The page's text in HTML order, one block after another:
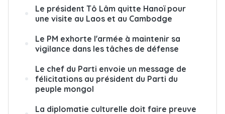
Le président Tô Lâm quitte Hanoï pour
une visite au Laos et au Cambodge
Le PM exhorte l'armée à maintenir sa
vigilance dans les tâches de défense
Le chef du Parti envoie un message de
félicitations au président du Parti du
peuple mongol
La diplomatie culturelle doit faire preuve